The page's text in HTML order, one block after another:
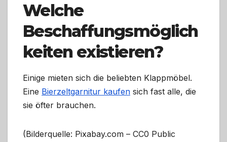
Welche
Beschaffungsmöglich
keiten existieren?
Einige mieten sich die beliebten Klappmöbel.
Eine Bierzeltgarnitur kaufen sich fast alle, die
sie öfter brauchen.
(Bilderquelle: Pixabay.com – CC0 Public